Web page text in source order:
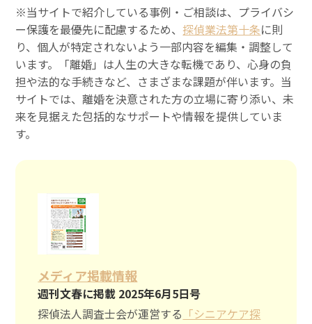
※当サイトで紹介している事例・ご相談は、プライバシ
ー保護を最優先に配慮するため、 探偵業法第十条に則
り、個人が特定されないよう一部内容を編集・調整して
います。「離婚」は人生の大きな転機であり、心身の負
担や法的な手続きなど、さまざまな課題が伴います。当
サイトでは、離婚を決意された方の立場に寄り添い、未
来を見据えた包括的なサポートや情報を提供していま
す。
メディア掲載情報
週刊文春に掲載 2025年6月5日号
探偵法人調査士会が運営する 「シニアケア探